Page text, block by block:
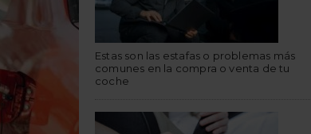
Estas son las estafas o problemas más
comunes en la compra o venta de tu
coche